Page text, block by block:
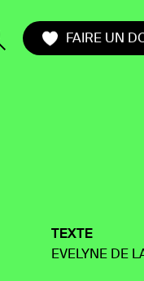
FAIRE UN
TEXTE
EVELYNE DE